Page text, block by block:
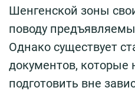
Шенгенской зоны
поводу
Однако существует
документов, которые
подготовить вне